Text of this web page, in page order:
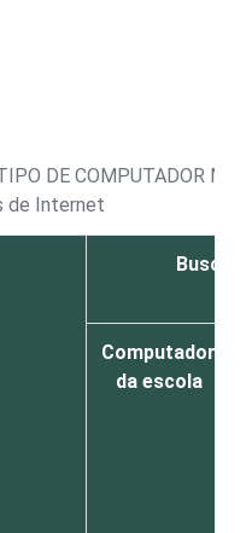
DE COMPUTADOR
de Internet
Buscar
Computador
da escola